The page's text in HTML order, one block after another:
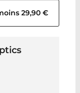
29,90 €